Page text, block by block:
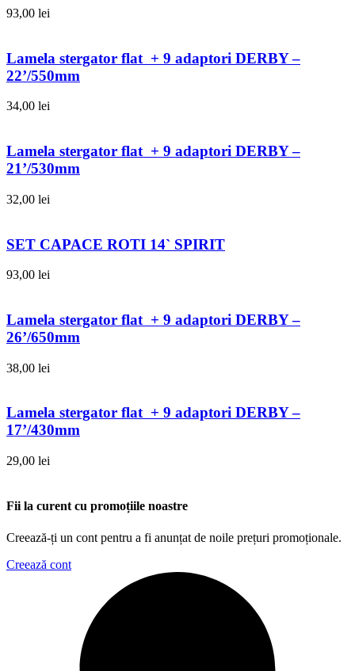
93,00 lei
Lamela stergator flat + 9 adaptori DERBY –
22’/550mm
34,00 lei
Lamela stergator flat + 9 adaptori DERBY –
21’/530mm
32,00 lei
SET CAPACE ROTI 14` SPIRIT
93,00 lei
Lamela stergator flat + 9 adaptori DERBY –
26’/650mm
38,00 lei
Lamela stergator flat + 9 adaptori DERBY –
17’/430mm
29,00 lei
Fii la curent cu promoțiile noastre
Creează-ți un cont pentru a fi anunțat de noile prețuri promoționale.
Creează cont